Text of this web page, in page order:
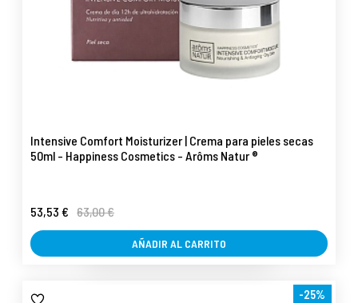
Intensive Comfort Moisturizer | Crema para pieles secas
50ml - Happiness Cosmetics - Arôms Natur ®
53,53 € 63,00 €
AÑADIR AL CARRITO
-25%